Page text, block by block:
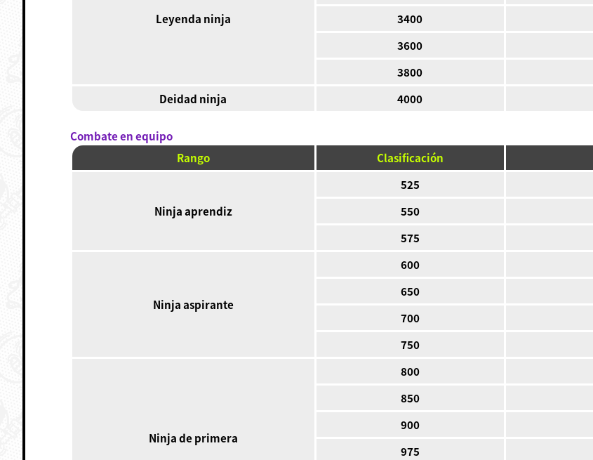
Leyenda ninja
3400
3600
3800
Deidad ninja
4000
Combate en equipo
Rango
Clasificación
Ninja aprendiz
525
550
575
Ninja aspirante
600
650
700
750
Ninja de primera
800
850
900
975